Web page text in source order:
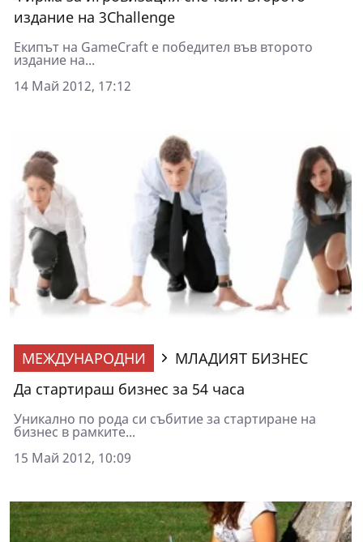
издание на 3Challenge
Екипът на GameCraft е победител във второто
издание на...
14 Май 2012, 17:12
МЕЖДУНАРОДНИ
МЛАДИЯТ БИЗНЕС
Да стартираш бизнес за 54 часа
Уникално по рода си събитие за стартиране на
бизнес в рамките...
15 Май 2012, 10:09